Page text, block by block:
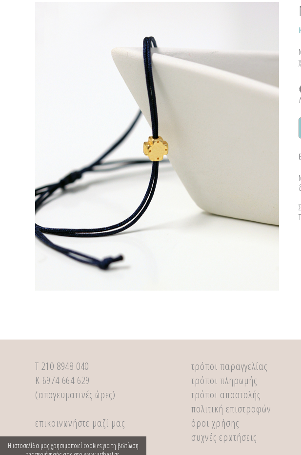
Τ 210 8948 040
Κ 6974 664 629
(απογευματινές ώρες)
επικοινωνήστε μαζί μας
τρόποι παραγγελίας
τρόποι πληρωμής
τρόποι αποστολής
πολιτική επιστροφών
όροι χρήσης
συχνές ερωτήσεις
Η ιστοσελίδα μας χρησιμοποιεί cookies για τη βελτίωση